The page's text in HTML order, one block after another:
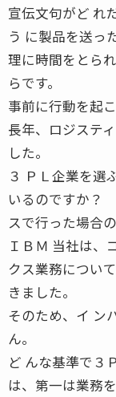
宣伝文句がど れ
う に製品を送っ
理に時間をとら
らです。
事前に行動を起
長年、ロジステ
した。
３ ＰＬ企業を選
いるのですか？
スで行った場合
ＩＢＭ 当社は、
クス業務につい
きました。
そのため、イ ン
ん。
ど んな基準で３
は、第一は業務